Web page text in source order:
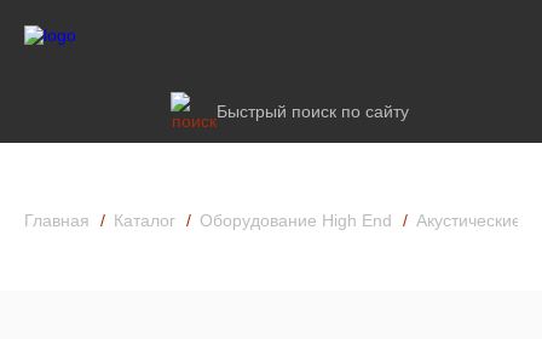
Быстрый поиск по сайту
Главная Каталог Оборудование High End Акустические